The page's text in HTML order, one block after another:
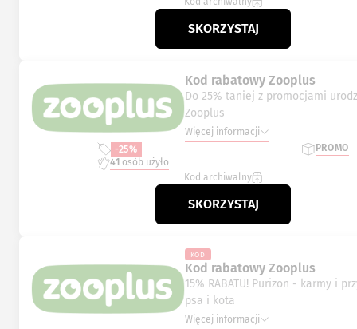
SKORZYSTAJ
Kod rabatowy Zooplus
Do 25% taniej z promocjami
Zooplus
Więcej informacji
-25%
41 osób użyło
PROMO
Kod archiwalny
SKORZYSTAJ
KOD
Kod rabatowy Zooplus
15% RABATU! Purizon - karmy i
psa i kota
Więcej informacji